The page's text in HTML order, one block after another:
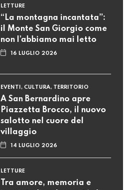
LETTURE
“La montagna incantata”:
il Monte San Giorgio come
non l’abbiamo mai letto
16 LUGLIO 2026
EVENTI, CULTURA, TERRITORIO
A San Bernardino apre
Piazzetta Brocco, il nuovo
salotto nel cuore del
villaggio
14 LUGLIO 2026
LETTURE
Tra amore, memoria e